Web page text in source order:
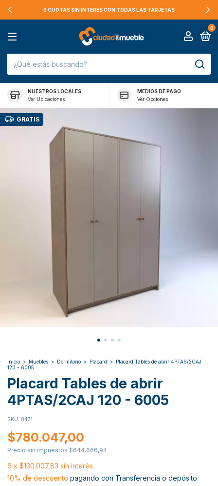
6 CUOTAS SIN INTERÉS CON TODAS LAS TARJETAS
0
NUESTROS LOCALES
Ver Ubicaciones
MEDIOS DE PAGO
Ver Opciones
GRATIS
Inicio > Muebles > Dormitorio > Placard > Placard Tables de abrir 4PTAS/2CAJ
120 - 6005
Placard Tables de abrir
4PTAS/2CAJ 120 - 6005
SKU: 8471
$780.047,00
Precio sin impuestos $644.666,94
6 x $130.007,83 sin interés
10% de descuento pagando con Transferencia o depósito